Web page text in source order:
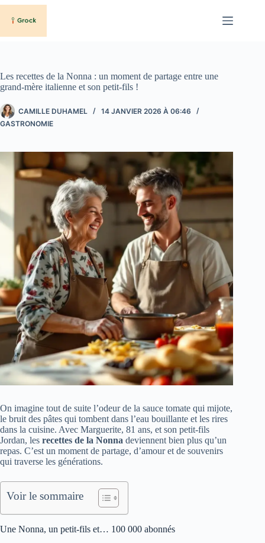
Passer
contenu
Les recettes de la Nonna : un moment de partage entre une
grand-mère italienne et son petit-fils !
CAMILLE DUHAMEL
14 JANVIER 2026 À 06:46
GASTRONOMIE
On imagine tout de suite l’odeur de la sauce tomate qui mijote,
le bruit des pâtes qui tombent dans l’eau bouillante et les rires
dans la cuisine. Avec Marguerite, 81 ans, et son petit-fils
Jordan, les recettes de la Nonna deviennent bien plus qu’un
repas. C’est un moment de partage, d’amour et de souvenirs
qui traverse les générations.
Voir le sommaire
Une Nonna, un petit-fils et… 100 000 abonnés